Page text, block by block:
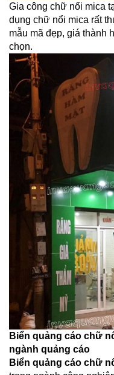
Gia công chữ nổi mica
dụng chữ nổi mica rất
mẫu mã đẹp, giá thành
chọn.
Biển quảng cáo chữ
ngành quảng cáo
Biển quảng cáo chữ